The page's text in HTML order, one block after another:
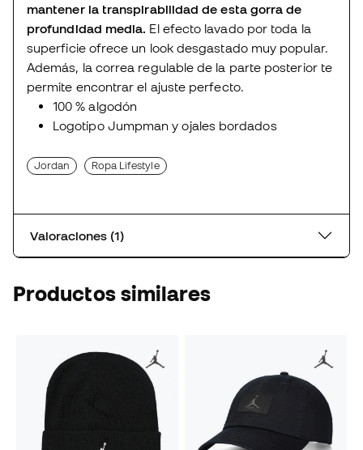
mantener la transpirabilidad de esta gorra de
profundidad media. El efecto lavado por toda la
superficie ofrece un look desgastado muy popular.
Además, la correa regulable de la parte posterior te
permite encontrar el ajuste perfecto.
100 % algodón
Logotipo Jumpman y ojales bordados
Jordan Ropa Lifestyle
Valoraciones (1)
Productos similares